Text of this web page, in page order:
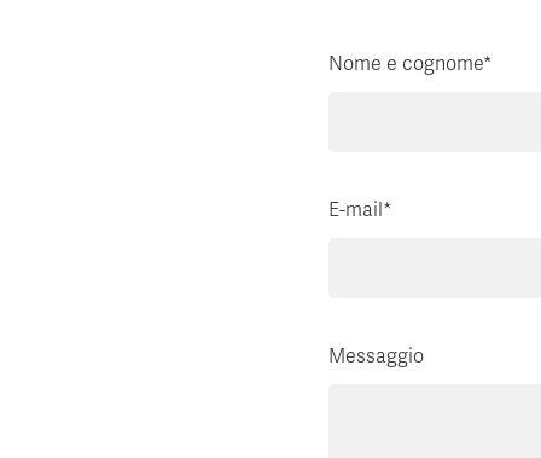
Nome e cognome*
E-mail*
Messaggio